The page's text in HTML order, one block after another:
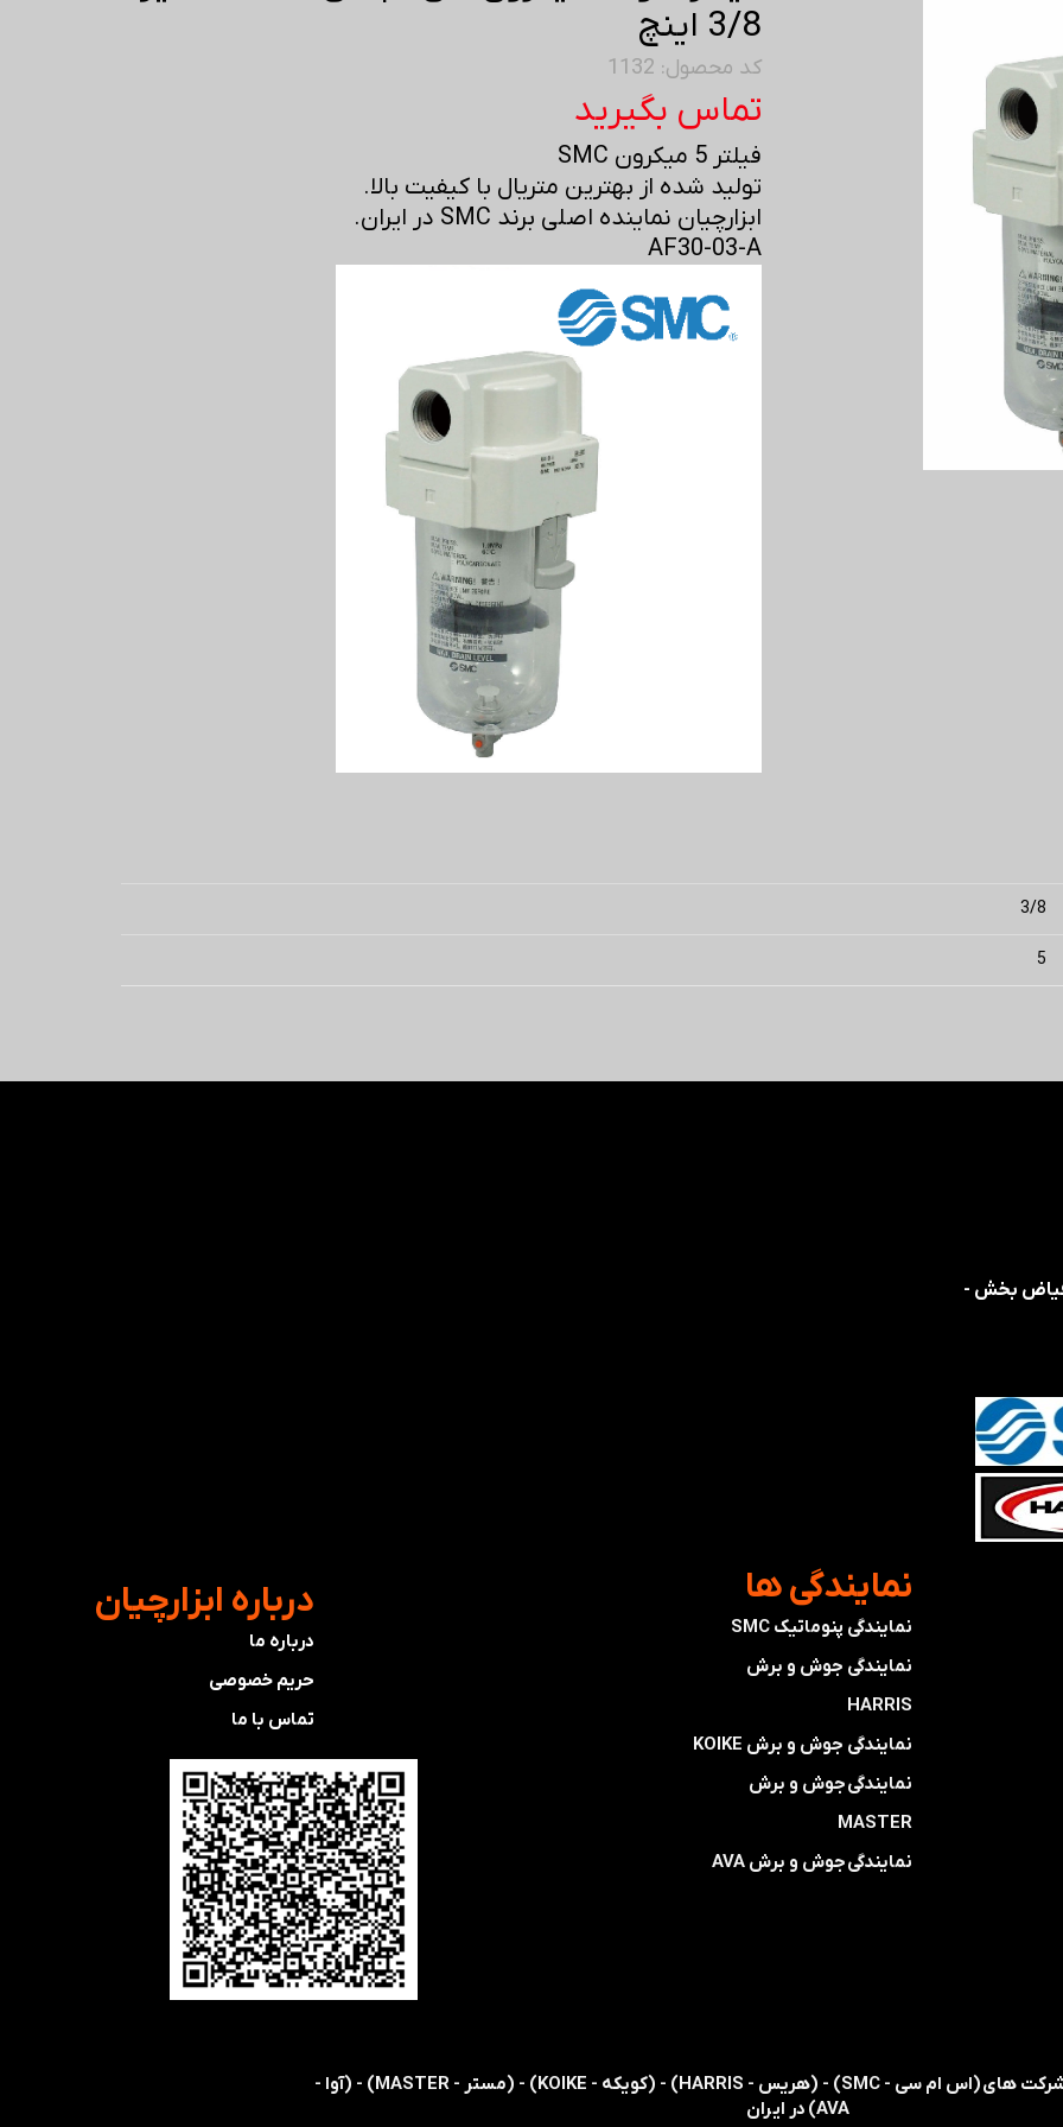
3/8 اینچ
کد محصول: 1132
تماس بگیرید
فیلتر 5 میکرون SMC
تولید شده از بهترین متریال با کیفیت بالا.
ابزارچیان نماینده اصلی برند SMC در ایران.
AF30-03-A
3/8
5
فیاض بخش -
​درباره ابزارچیان
درباره ما
حریم خصوصی
تماس با ما
​نمایندگی ها
نمایندگی پنوماتیک SMC
​​​​​​​نمایندگی جوش و برش
HARRIS
​​​​نمایندگی ​​​ جوش و برش KOIKE
​​​​نمایندگیجوش و برش
MASTER
​​​​نمایندگی​​​​​​​جوش و برش AVA
​​اولین و تنها نمایندگی رسمی شرکت های (اس ام سی - SMC) - (هریس - HARRIS) - (کویکه - KOIKE) - (مستر - MASTER) - (آوا -
AVA) در ایران